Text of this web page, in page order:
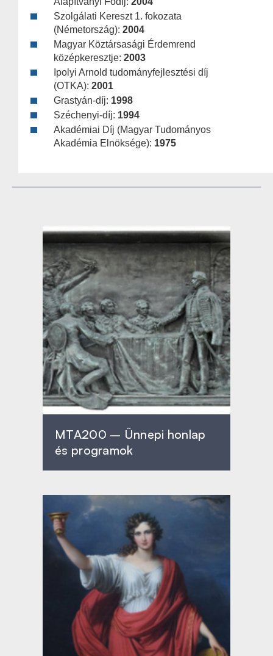
Szolgálati Kereszt 1. fokozata
(Németország): 2004
Magyar Köztársasági Érdemrend
középkeresztje: 2003
Ipolyi Arnold tudományfejlesztési díj
(OTKA): 2001
Grastyán-díj: 1998
Széchenyi-díj: 1994
Akadémiai Díj (Magyar Tudományos
Akadémia Elnöksége): 1975
MTA200 – Ünnepi honlap
és programok